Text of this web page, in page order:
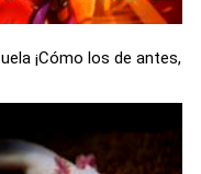
¡Cómo los de antes,